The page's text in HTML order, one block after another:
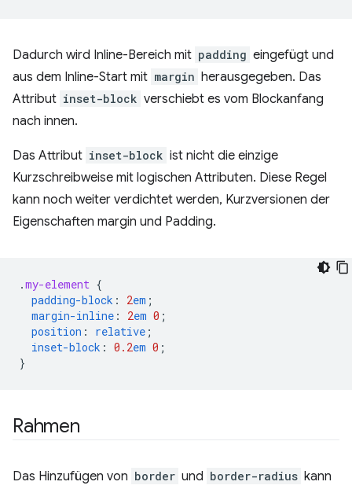
Dadurch wird Inline-Bereich mit padding eingefügt und
aus dem Inline-Start mit margin herausgegeben. Das
Attribut inset-block verschiebt es vom Blockanfang
nach innen.
Das Attribut inset-block ist nicht die einzige
Kurzschreibweise mit logischen Attributen. Diese Regel
kann noch weiter verdichtet werden, Kurzversionen der
Eigenschaften margin und Padding.
.my-element {
padding-block : 2em ;
margin-inline : 2em 0 ;
position : relative ;
inset-block : 0.2em 0 ;
}
Rahmen
Das Hinzufügen von border und border-radius kann